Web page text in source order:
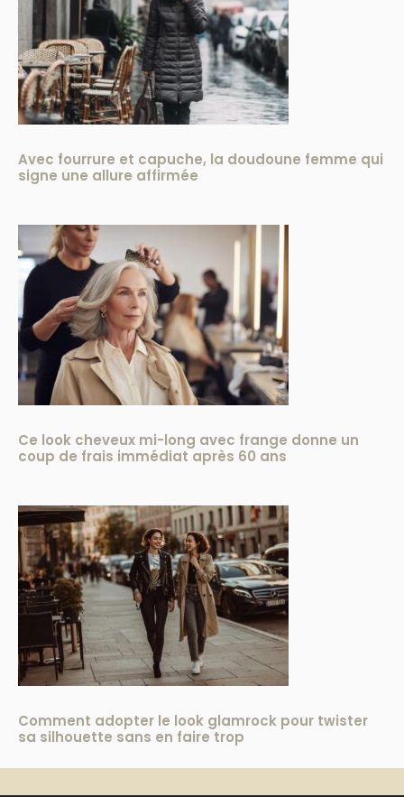
Avec fourrure et capuche, la doudoune femme qui
signe une allure affirmée
Ce look cheveux mi-long avec frange donne un
coup de frais immédiat après 60 ans
Comment adopter le look glamrock pour twister
sa silhouette sans en faire trop